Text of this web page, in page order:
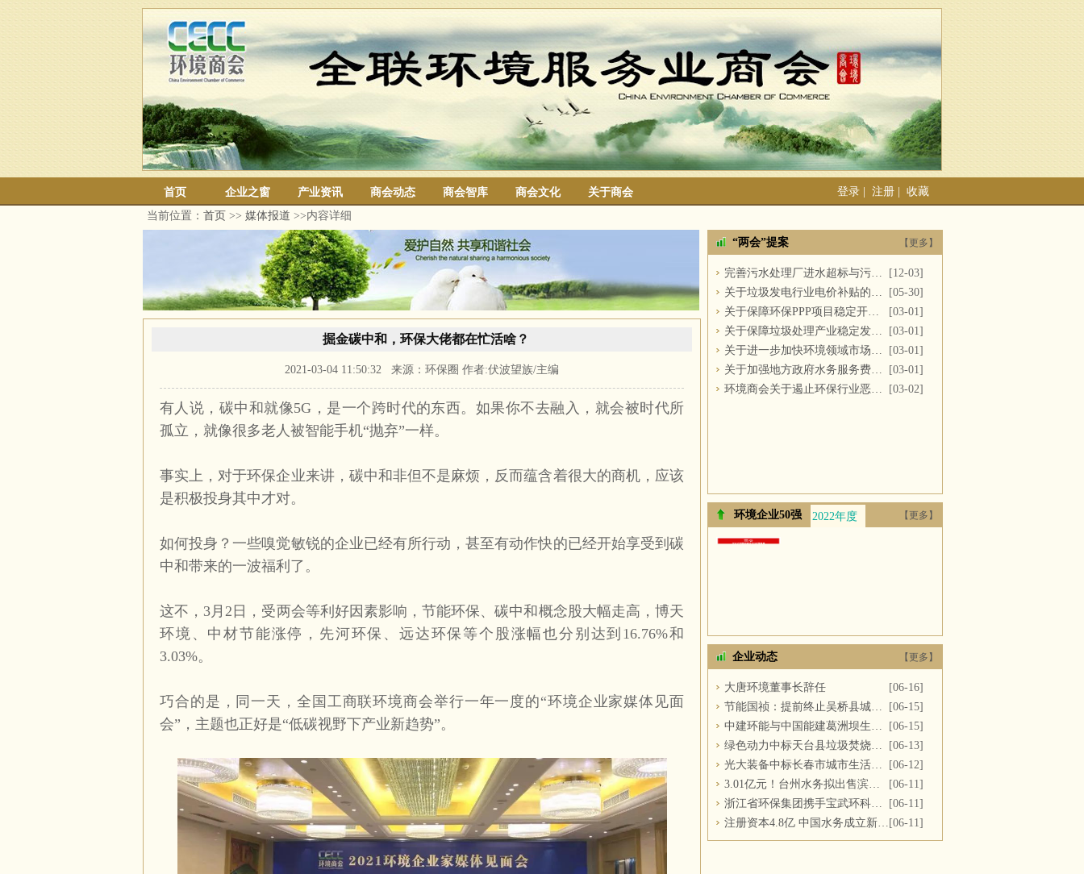
首页 企业之窗 产业资讯 商会动态 商会智库 商会文化 关于商会 登录 注册
收藏
当前位置： 首页 >> 媒体报道 >>内容详细
掘金碳中和，环保大佬都在忙活啥？
2021-03-04 11:50:32 来源：环保圈 作者:伏波望族/主编
有人说，碳中和就像5G ，是一个跨时代的东西。如果你不去融入，就会被时代所
孤立，就像很多老人被智能手机“抛弃”一样。
事实上，对于环保企业来讲，碳中和非但不是麻烦，反而蕴含着很大的商机，应该
是积极投身其中才对。
如何投身？一些嗅觉敏锐的企业已经有所行动，甚至有动作快的已经开始享受到碳
中和带来的一波福利了。
这不， 3月2 日，受两会等利好因素影响，节能环保、碳中和概念股大幅走高，博天
环境、中材节能涨停，先河环保、远达环保等个股涨幅也分别达到 16.76%和
3.03%。
巧合的是，同一天，全国工商联环境商会举行一年一度的“环境企业家媒体见面
会”，主题也正好是“低碳视野下产业新趋势”。
“两会”提案 【更多】
完善污水处理厂进水超标与污泥处置
[12-03]
关于垃圾发电行业电价补贴的建议
[05-30]
关于保障环保PPP项目稳定开展的提案
[03-01]
关于保障垃圾处理产业稳定发展的议案
[03-01]
关于进一步加快环境领域市场化改革的议案
[03-01]
关于加强地方政府水务服务费用支付的议案
[03-01]
环境商会关于遏止环保行业恶性竞争的提案
[03-02]
环境企业50强 2022年度 2021年度 2020年度
【更多】
企业动态 【更多】
大唐环境董事长辞任
[06-16]
节能国祯：提前终止吴桥县城区污水处理厂PPP项目合同
[06-15]
中建环能与中国能建葛洲坝生态环保公司开展座谈交流
[06-15]
绿色动力中标天台县垃圾焚烧及飞灰填埋场运维服务
[06-13]
光大装备中标长春市城市生活垃圾处理中心渗滤液系统更新改造项目
[06-12]
3.01亿元！台州水务拟出售滨海水务全部股权
[06-11]
浙江省环保集团携手宝武环科签署战略合作协议
[06-11]
注册资本4.8亿 中国水务成立新公司 [06-11]